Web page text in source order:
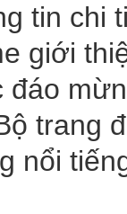
tin chi
giới
đáo
trang
nổi